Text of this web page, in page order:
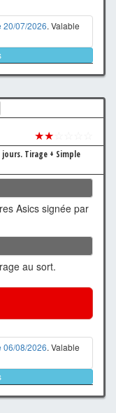
20/07/2026. Valable
★★
jours. Tirage + Simple
Asics signée par
au sort.
06/08/2026. Valable